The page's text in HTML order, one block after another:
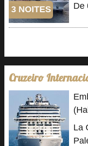
3 NOITES De
Cruzeiro
La